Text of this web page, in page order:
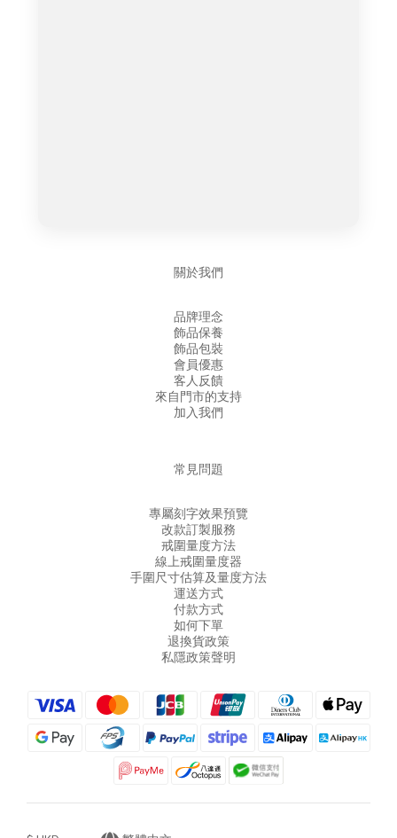
關於我們
品牌理念
飾品保養
飾品包裝
會員優惠
客人反饋
來自門市的支持
加入我們
常見問題
專屬刻字效果預覽
改款訂製服務
戒圍量度方法
線上戒圍量度器
手圍尺寸估算及量度方法
運送方式
付款方式
如何下單
退換貨政策
私隱政策聲明